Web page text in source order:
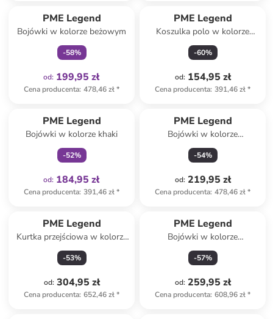
PME Legend
Bojówki w kolorze beżowym
-58%
od: 199,95 zł
Cena producenta: 478,46 zł*
PME Legend
Koszulka polo w kolorze
granatowym
-60%
od: 154,95 zł
Cena producenta: 391,46 zł*
PME Legend
Bojówki w kolorze khaki
-52%
od: 184,95 zł
Cena producenta: 391,46 zł*
PME Legend
Bojówki w kolorze
granatowym
-54%
od: 219,95 zł
Cena producenta: 478,46 zł*
PME Legend
Kurtka przejściowa w kolorze
khaki
-53%
od: 304,95 zł
Cena producenta: 652,46 zł*
PME Legend
Bojówki w kolorze
antracytowym
-57%
od: 259,95 zł
Cena producenta: 608,96 zł*